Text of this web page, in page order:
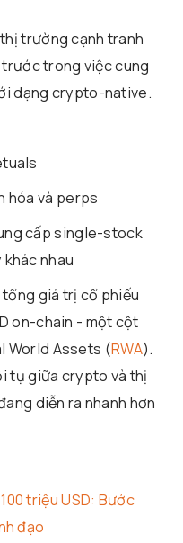
trường cạnh tranh
trước trong việc cung
dạng crypto-native.
hóa và perps
cấp single-stock
nhau
giá trị cổ phiếu
on-chain - một cột
World Assets (RWA).
tụ giữa crypto và thị
diễn ra nhanh hơn
triệu USD: Bước
đạo